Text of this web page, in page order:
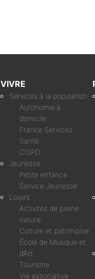
VIVRE
Services à la population
Autonomie à
domicile
France Services
Santé
CISPD
Jeunesse
Petite enfance
Service Jeunesse
Loisirs
Activités de pleine
nature
Culture et patrimoine
École de Musique et
d’Art
Tourisme
Vie associative